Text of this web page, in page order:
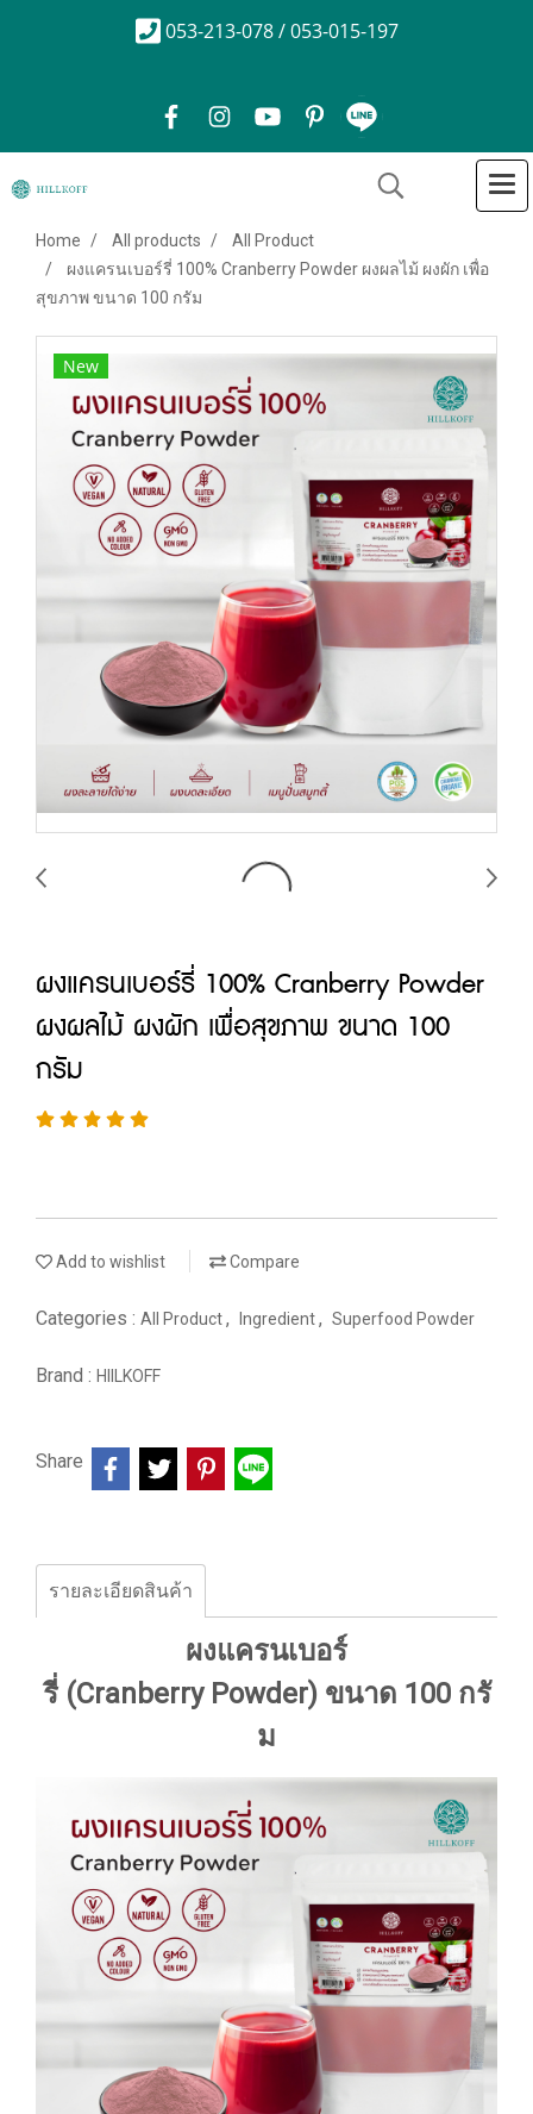
053-213-078 / 053-015-197
Home All products
All Product
ผงแครนเบอร์รี่ 100% Cranberry Powder ผงผลไม้ ผงผัก เพื่อ
สุขภาพ ขนาด 100 กรัม
New
ผงแครนเบอร์รี่ 100% Cranberry Powder
ผงผลไม้ ผงผัก เพื่อสุขภาพ ขนาด 100
กรัม
Add to wishlist Compare
Categories : All Product, Ingredient, Superfood Powder
Brand : HIILKOFF
Share
รายละเอียดสินค้า
ผงแครนเบอร์
รี่ (Cranberry Powder) ขนาด 100 กรั
ม